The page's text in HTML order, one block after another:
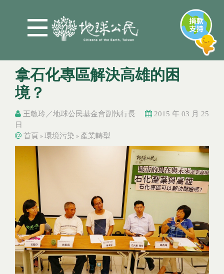
拿石化專區解決高雄的困
境？
王敏玲／地球公民基金會副執行長
2015 年 03 月 25
日
您在這裡
首頁 » 環境污染 » 產業轉型
您在這裡